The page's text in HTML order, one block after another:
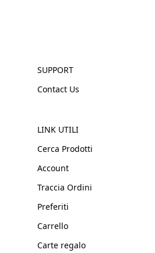
SUPPORT
Contact Us
LINK UTILI
Cerca Prodotti
Account
Traccia Ordini
Preferiti
Carrello
Carte regalo